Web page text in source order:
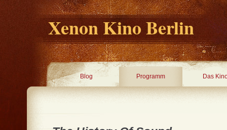
Xenon Kino Berlin
Blog Programm Das